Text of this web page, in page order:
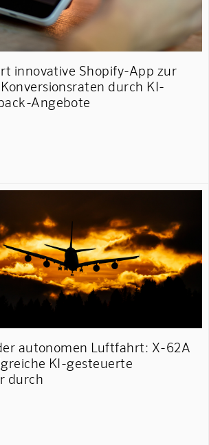
innovative Shopify-App zur
durch KI-
Angebote
autonomen Luftfahrt: X-62A
KI-gesteuerte
durch